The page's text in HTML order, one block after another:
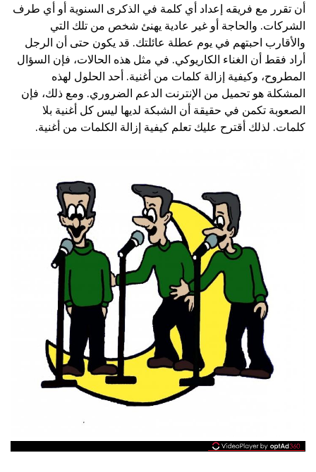
أن تقرر مع فريقه إعداد أي كلمة في الذكرى السنوية أو أي طرف
الشركات. والحاجة أو غير عادية يهنئ شخص من تلك التي
والأقارب احبتهم في يوم عطلة عائلتك. قد يكون حتى أن الرجل
أراد فقط أن الغناء الكاريوكي. في مثل هذه الحالات، فإن السؤال
المطروح، وكيفية إزالة كلمات من أغنية. أحد الحلول لهذه
المشكلة هو تحميل من الإنترنت الدعم الضروري. ومع ذلك، فإن
الصعوبة تكمن في حقيقة أن الشبكة لديها ليس كل أغنية بلا
كلمات. لذلك أقترح عليك تعلم كيفية إزالة الكلمات من أغنية.